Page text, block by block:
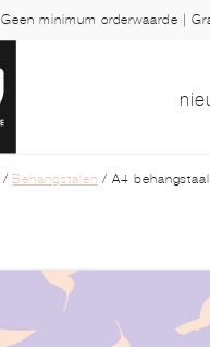
Geen minimum orderwaarde |
/ Behangstalen / A4